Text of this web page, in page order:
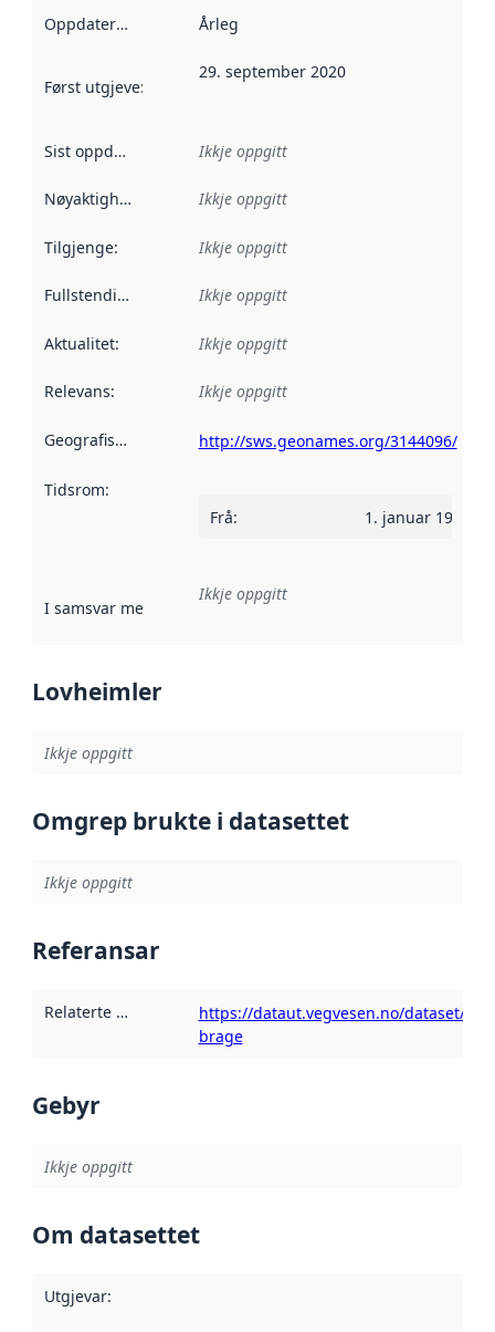
Oppdateringsfrekvens :
Årleg
Først utgjeve: Denne datoen seier når dataa i dette
29. september 2020
Sist oppdatert Ikkje oppgitt
Nøyaktigheit Ikkje oppgitt
Tilgjenge: Ikkje oppgitt
Fullstendigheit Ikkje oppgitt
Aktualitet: Ikkje oppgitt
Relevans: Ikkje oppgitt
Geografisk område http://sws.geonames.org/3144096/
Tidsrom:
Frå: 1. januar 1990
I samsvar med Referanse til ei implementeringsregel eller
Ikkje oppgitt
Lovheimler
Ikkje oppgitt
Omgrep brukte i datasettet
Ikkje oppgitt
Referansar
Relaterte ressursar
https://dataut.vegvesen.no/dataset/
brage
Gebyr
Ikkje oppgitt
Om datasettet
Utgjevar: